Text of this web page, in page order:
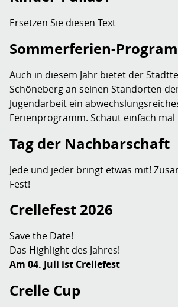
Ersetzen Sie diesen Text
Sommerferien-
Auch in diesem Jahr bietet der
Schöneberg an seinen Standorten
Jugendarbeit ein
Ferienprogramm. Schaut einfach mal
Tag der Nachbarschaft
Jede und jeder bringt etwas mit!
Fest!
Crellefest 2026
Save the Date!
Das Highlight des Jahres!
Am 04. Juli ist Crellefest
Crelle Cup